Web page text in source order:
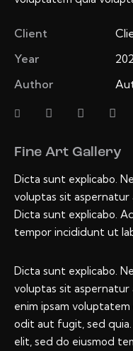
Client
Year
Author
Fine Art Gallery
Dicta sunt explicabo.
voluptas sit
Dicta sunt explicabo.
tempor incididunt ut
Dicta sunt explicabo.
voluptas sit
enim ipsam
odit aut fugit, sed
elit, sed do eiusmod